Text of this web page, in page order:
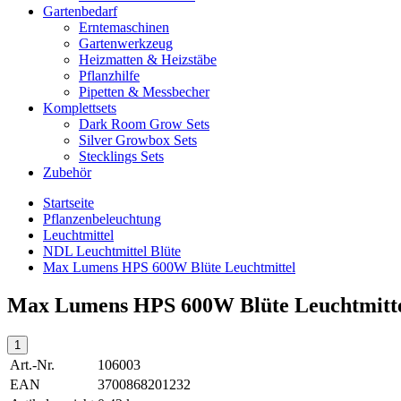
Gartenbedarf
Erntemaschinen
Gartenwerkzeug
Heizmatten & Heizstäbe
Pflanzhilfe
Pipetten & Messbecher
Komplettsets
Dark Room Grow Sets
Silver Growbox Sets
Stecklings Sets
Zubehör
Startseite
Pflanzenbeleuchtung
Leuchtmittel
NDL Leuchtmittel Blüte
Max Lumens HPS 600W Blüte Leuchtmittel
Max Lumens HPS 600W Blüte
Art.-Nr.
106003
EAN
3700868201232